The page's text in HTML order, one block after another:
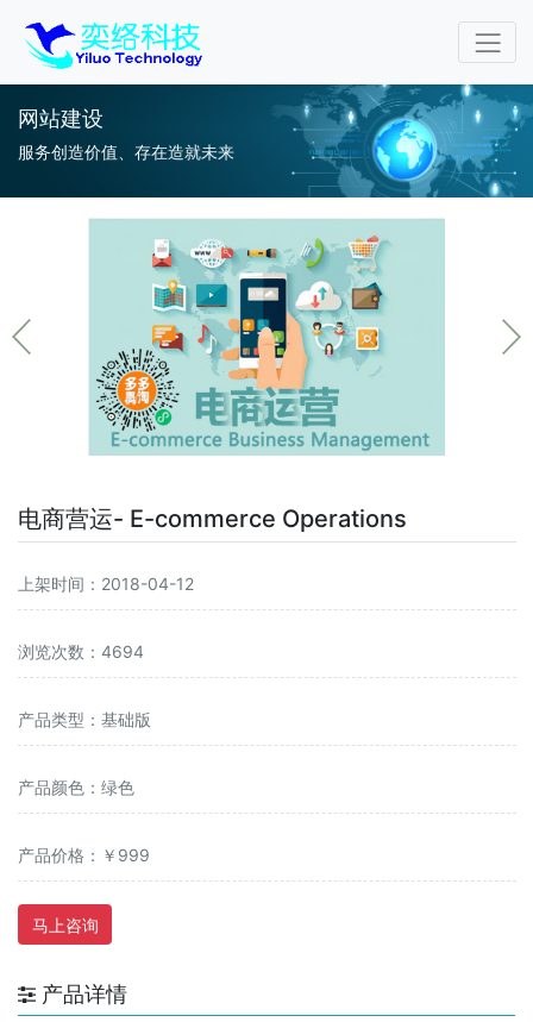
网站建设
服务创造价值、存在造就未来
电商营运- ​E-commerce Operations
上架时间：2018-04-12
浏览次数：4694
产品类型：基础版
产品颜色：绿色
产品价格：￥999
马上咨询
产品详情